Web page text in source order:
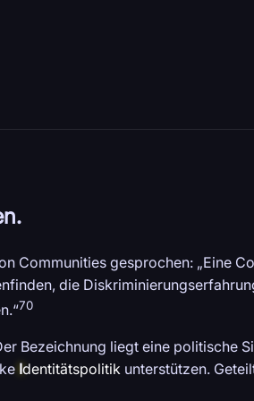
Communities gesprochen: „Eine
die
70
Bezeichnung liegt eine politische
Identitätspolitik unterstützen.